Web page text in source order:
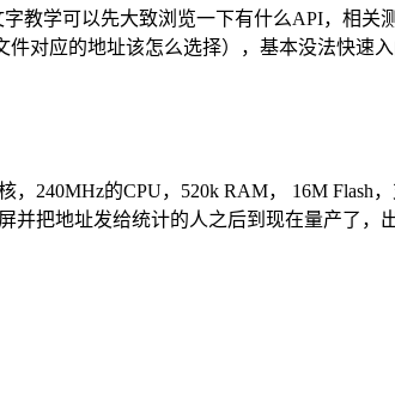
教学可以先大致浏览一下有什么API，相关
对应的地址该怎么选择），基本没法快速
240MHz的CPU，520k RAM， 16M Flash
并把地址发给统计的人之后到现在量产了，